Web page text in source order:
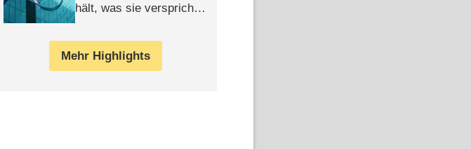
hält, was sie verspricht –
Mehr Highlights